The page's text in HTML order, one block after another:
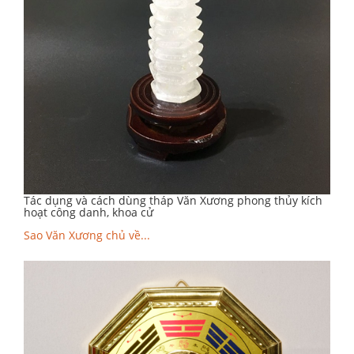
Tác dụng và cách dùng tháp Văn Xương phong thủy kích
hoạt công danh, khoa cử
Sao Văn Xương chủ về...